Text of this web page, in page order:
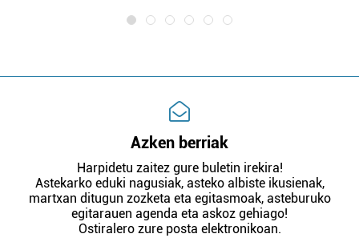
Azken berriak
Harpidetu zaitez gure buletin irekira!
Astekarko eduki nagusiak, asteko albiste ikusienak,
martxan ditugun zozketa eta egitasmoak, asteburuko
egitarauen agenda eta askoz gehiago!
Ostiralero zure posta elektronikoan.